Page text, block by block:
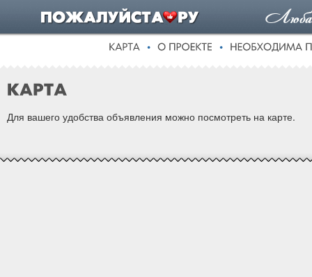
Для вашего удобства объявления можно посмотреть на карте.